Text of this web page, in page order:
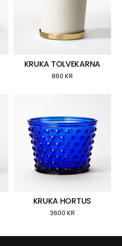
KRUKA TOLVEKARNA
860 KR
KRUKA HORTUS
3600 KR